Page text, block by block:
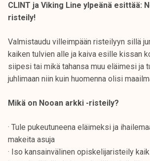
CLINT ja Viking Line ylpeänä esittää:
risteily!
Valmistaudu villeimpään risteilyyn sillä
kaiken tulvien alle ja kaiva esille kissan
siipesi tai mikä tahansa muu eläimesi ja
juhlimaan niin kuin huomenna olisi
Mikä on Nooan arkki -risteily?
· Tule pukeutuneena eläimeksi ja
makeita asuja
· Iso kansainvälinen opiskelijaristeily